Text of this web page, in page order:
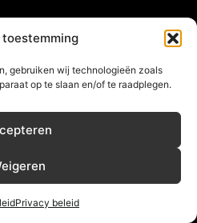
toestemming
gebruiken wij technologieën zoals
op te slaan en/of te raadplegen.
Privacy beleid